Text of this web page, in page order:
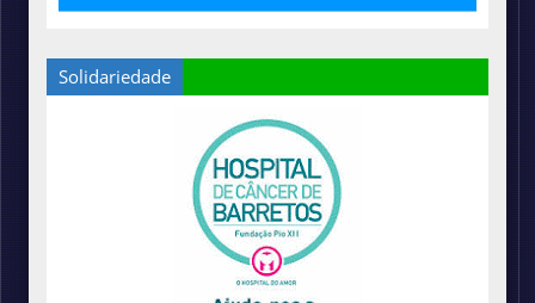
Solidariedade